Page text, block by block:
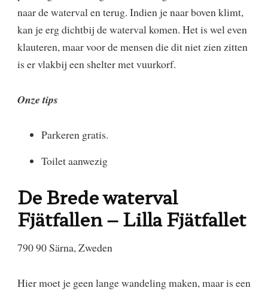
naar de waterval en terug. Indien je naar boven klimt,
kan je erg dichtbij de waterval komen. Het is wel even
klauteren, maar voor de mensen die dit niet zien zitten
is er vlakbij een shelter met vuurkorf.
​Onze tips
Parkeren gratis.
Toilet aanwezig
De Brede waterval
Fjätfallen – Lilla Fjätfallet
790 90 Särna, Zweden
Hier moet je geen lange wandeling maken, maar is een